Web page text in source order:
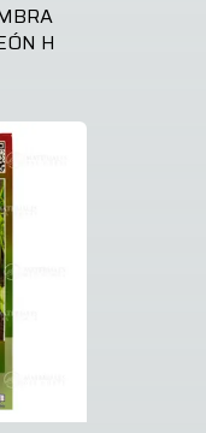
H